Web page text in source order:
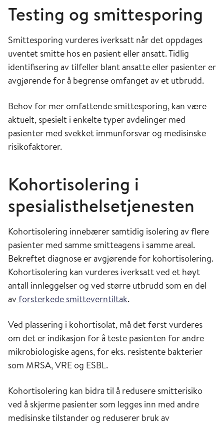
behandlings- og oppholdsrom og i
Sikre at teknisk personell har ressurser og
rutiner til å følge opp anbefalinger om
ventilasjon i sykehuset.
digitale møter i størst mulig grad.
Ledelsen bør vurdere følgende:
Tiltak rettet mot ansatte:
avstand til kolleger og andre der det er
Etablere arbeidskohorter (grupper) for
ansatte.
Etablere systemer og rutiner for
omdisponering og rekruttering av
ansatte.
Etablere systemer for mer omfattende
testing av ansatte i en begrenset
Vurdere om jevnlig testing av ansatte
bør innføres i hele eller deler av
sykehuset for en begrenset periode.
benytte munnbind og øyebeskyttelse.
Innføre universell (flat) bruk av
munnbind og visir for alle ansatte i en
Testing og smittesporing
Smittesporing vurderes iverksatt når det oppdages
uventet smitte hos en pasient eller ansatt. Tidlig
identifisering av tilfeller blant ansatte eller pasienter er
avgjørende for å begrense omfanget av et utbrudd.
Behov for mer omfattende smittesporing, kan være
aktuelt, spesielt i enkelte typer avdelinger med
pasienter med svekket immunforsvar og medisinske
risikofaktorer.
Kohortisolering i
spesialisthelsetjenesten
Kohortisolering innebærer samtidig isolering av flere
pasienter med samme smitteagens i samme areal.
Bekreftet diagnose er avgjørende for kohortisolering.
Kohortisolering kan vurderes iverksatt ved et høyt
antall innleggelser og ved større utbrudd som en del
avforsterkede smitteverntiltak.
Ved plassering i kohortisolat, må det først vurderes
om det er indikasjon for å teste pasienten for andre
mikrobiologiske agens, for eks. resistente bakterier
som MRSA, VRE og ESBL.
Kohortisolering kan bidra til å redusere smitterisiko
ved å skjerme pasienter som legges inn med andre
medisinske tilstander og reduserer bruk av